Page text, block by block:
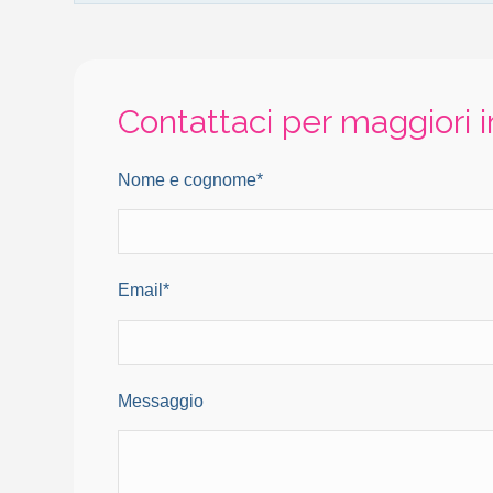
Contattaci per maggiori
Nome e cognome*
Email*
Messaggio